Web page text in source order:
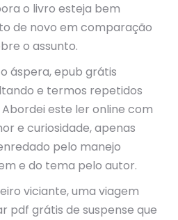
o livro esteja bem
de novo em comparação
o assunto.
áspera, epub grátis
e termos repetidos
este ler online com
e curiosidade, apenas
pelo manejo
e do tema pelo autor.
viciante, uma viagem
pdf grátis de suspense que